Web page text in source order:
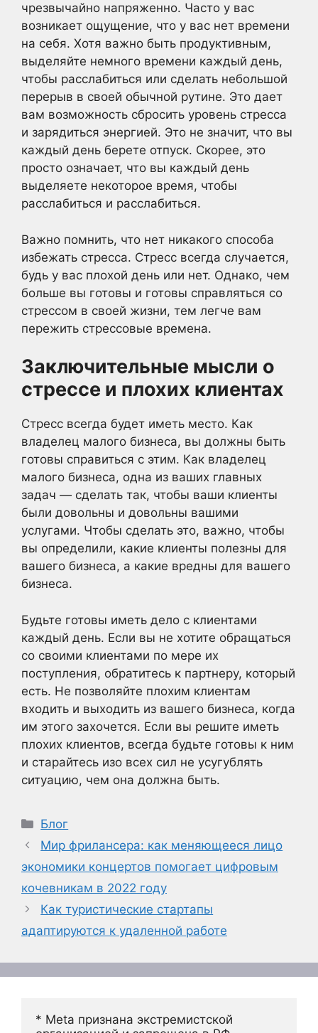
чрезвычайно напряженно. Часто у вас
возникает ощущение, что у вас нет времени
на себя. Хотя важно быть продуктивным,
выделяйте немного времени каждый день,
чтобы расслабиться или сделать небольшой
перерыв в своей обычной рутине. Это дает
вам возможность сбросить уровень стресса
и зарядиться энергией. Это не значит, что вы
каждый день берете отпуск. Скорее, это
просто означает, что вы каждый день
выделяете некоторое время, чтобы
расслабиться и расслабиться.
Важно помнить, что нет никакого способа
избежать стресса. Стресс всегда случается,
будь у вас плохой день или нет. Однако, чем
больше вы готовы и готовы справляться со
стрессом в своей жизни, тем легче вам
пережить стрессовые времена.
Заключительные мысли о
стрессе и плохих клиентах
Стресс всегда будет иметь место. Как
владелец малого бизнеса, вы должны быть
готовы справиться с этим. Как владелец
малого бизнеса, одна из ваших главных
задач — сделать так, чтобы ваши клиенты
были довольны и довольны вашими
услугами. Чтобы сделать это, важно, чтобы
вы определили, какие клиенты полезны для
вашего бизнеса, а какие вредны для вашего
бизнеса.
Будьте готовы иметь дело с клиентами
каждый день. Если вы не хотите обращаться
со своими клиентами по мере их
поступления, обратитесь к партнеру, который
есть. Не позволяйте плохим клиентам
входить и выходить из вашего бизнеса, когда
им этого захочется. Если вы решите иметь
плохих клиентов, всегда будьте готовы к ним
и старайтесь изо всех сил не усугублять
ситуацию, чем она должна быть.
Рубрики
Блог
Мир фрилансера: как меняющееся лицо
экономики концертов помогает цифровым
кочевникам в 2022 году
Как туристические стартапы
адаптируются к удаленной работе
* Meta признана экстремистской